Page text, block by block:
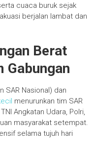
cuaca buruk sejak
berjalan lambat dan
Berat
Gabungan
SAR Nasional) dan
menurunkan tim SAR
Angkatan Udara, Polri,
masyarakat setempat.
selama tujuh hari